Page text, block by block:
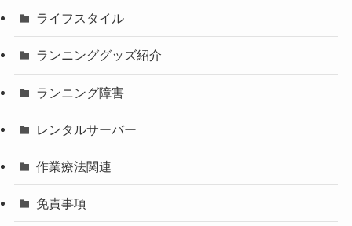
ライフスタイル
ランニンググッズ紹介
ランニング障害
レンタルサーバー
作業療法関連
免責事項